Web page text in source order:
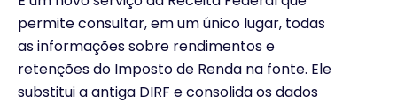
permite consultar, em um único lugar, todas
as informações sobre rendimentos e
retenções do Imposto de Renda na fonte. Ele
substitui a antiga DIRF e consolida os dados